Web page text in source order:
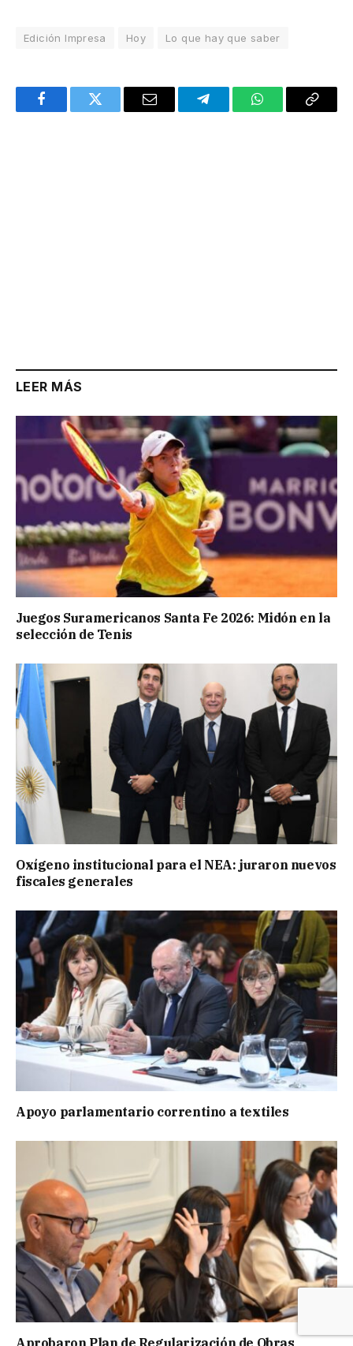
Edición Impresa Hoy Lo que hay que saber
FacebookTwitter Email TelegramWhatsAppCopy
LEER MÁS
Juegos Suramericanos Santa Fe 2026: Midón en la
selección de Tenis
Oxígeno institucional para el NEA: juraron nuevos
fiscales generales
Apoyo parlamentario correntino a textiles
Aprobaron Plan de Regularización de Obras